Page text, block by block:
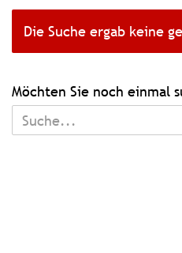
Die Suche ergab keine
MÖCHTEN
SIE
NOCH
Möchten Sie noch einmal